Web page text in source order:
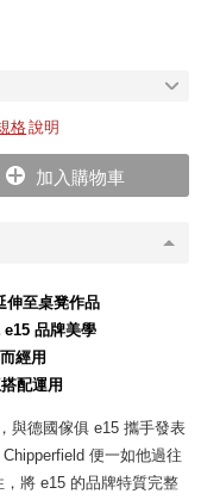
伸至桌凳作品
e15 品牌美學
經用
配運用
與德國傢俱 e15 攜手發表
便一如他過往
將 e15 的品牌特質完整
格說明
加入購物車